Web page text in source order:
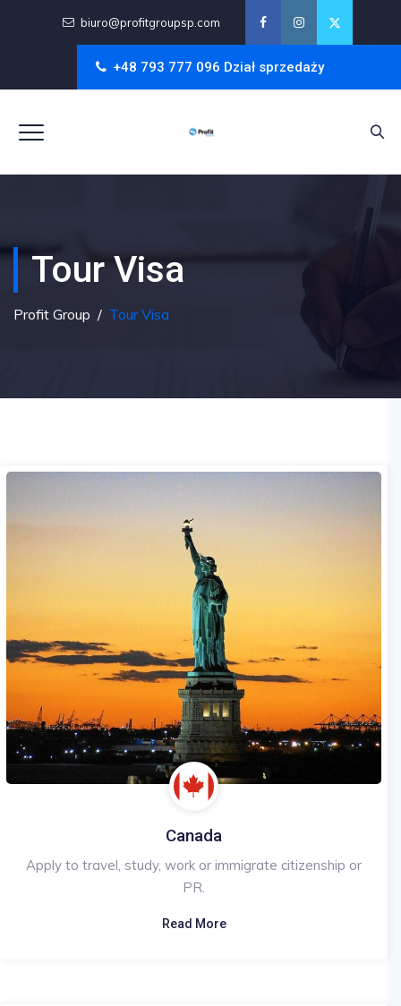
biuro@profitgroupsp.com
+48 793 777 096 Dział sprzedaży
Tour Visa
Profit Group / Tour Visa
Canada
Apply to travel, study, work or immigrate citizenship or
PR.
Read More